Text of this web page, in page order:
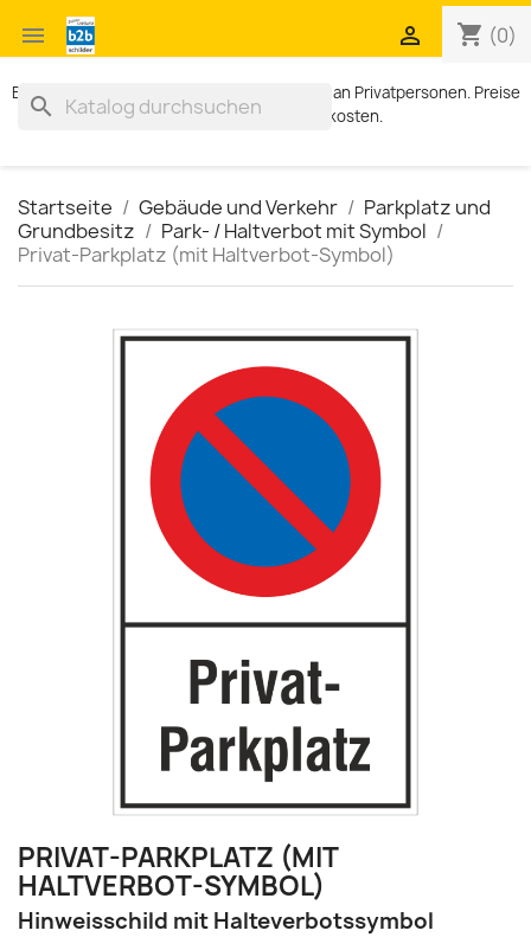
 shopping_cart (0)

Exklusiv für Geschäftskunden. Kein Verkauf an Privatpersonen. Preise
zzgl. MWST und Versandkosten.
search
Startseite Gebäude und Verkehr
Parkplatz und
Grundbesitz
Park- / Haltverbot mit Symbol
Privat-Parkplatz (mit Haltverbot-Symbol)
PRIVAT-PARKPLATZ (MIT
HALTVERBOT-SYMBOL)
Hinweisschild mit Halteverbotssymbol